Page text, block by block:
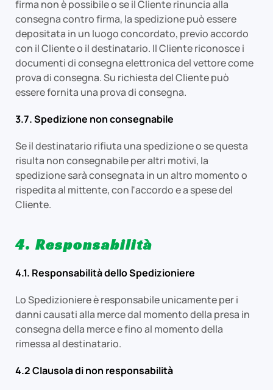
firma non è possibile o se il Cliente rinuncia alla
consegna contro firma, la spedizione può essere
depositata in un luogo concordato, previo accordo
con il Cliente o il destinatario. Il Cliente riconosce i
documenti di consegna elettronica del vettore come
prova di consegna. Su richiesta del Cliente può
essere fornita una prova di consegna.
3.7. Spedizione non consegnabile
Se il destinatario rifiuta una spedizione o se questa
risulta non consegnabile per altri motivi, la
spedizione sarà consegnata in un altro momento o
rispedita al mittente, con l'accordo e a spese del
Cliente.
4. Responsabilità
4.1. Responsabilità dello Spedizioniere
Lo Spedizioniere è responsabile unicamente per i
danni causati alla merce dal momento della presa in
consegna della merce e fino al momento della
rimessa al destinatario.
4.2 Clausola di non responsabilità